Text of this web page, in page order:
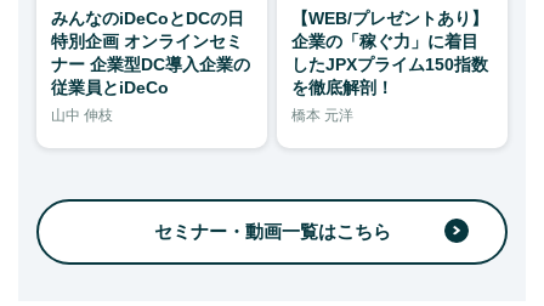
みんなのiDeCoとDCの日
特別企画 オンラインセミ
ナー 企業型DC導入企業の
従業員とiDeCo
山中 伸枝
【WEB/プレゼントあり】
企業の「稼ぐ力」に着目
したJPXプライム150指数
を徹底解剖！
橋本 元洋
セミナー・動画一覧はこちら